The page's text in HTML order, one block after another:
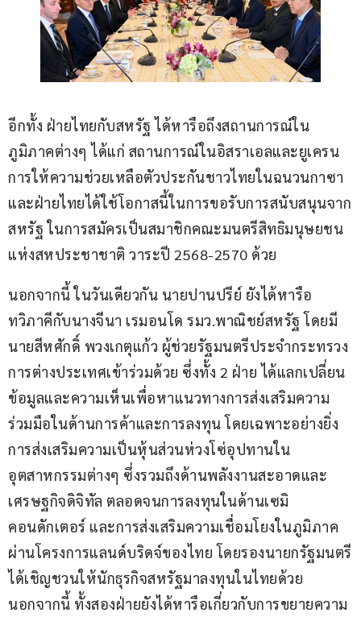
อีกทั้ง ฝ่ายไทยกับสหรัฐ ได้หารือถึงสถานการณ์ใน
ภูมิภาคต่างๆ ได้แก่ สถานการณ์ในอิสราเอลและยูเครน
การให้ความช่วยเหลือตัวประกันชาวไทยในฉนวนกาซา
และฝ่ายไทยได้ใช้โอกาสนี้ในการขอรับการสนับสนุนจาก
สหรัฐ ในการสมัครเป็นสมาชิกคณะมนตรีสิทธิมนุษยชน
แห่งสหประชาชาติ วาระปี 2568-2570 ด้วย
นอกจากนี้ ในวันเดียวกัน นายปานปรีย์ ยังได้หารือ
ทวิภาคีกับนางจีนา เรมอนโด รมว.พาณิชย์สหรัฐ โดยมี
นายสีหศักดิ์ พวงเกตุแก้ว ผู้ช่วยรัฐมนตรีประจำกระทรวง
การต่างประเทศเข้าร่วมด้วย ซึ่งทั้ง 2 ฝ่าย ได้แลกเปลี่ยน
ข้อมูลและความเห็นเพื่อหาแนวทางการส่งเสริมความ
ร่วมมือในด้านการค้าและการลงทุน โดยเฉพาะอย่างยิ่ง
การส่งเสริมความเป็นหุ้นส่วนห่วงโซ่อุปทานใน
อุตสาหกรรมต่างๆ ซึ่งรวมถึงด้านพลังงานสะอาดและ
เศรษฐกิจดิจิทัล ตลอดจนการลงทุนในด้านเซมิ
คอนดักเตอร์ และการส่งเสริมความเชื่อมโยงในภูมิภาค
ผ่านโครงการแลนด์บริดจ์ของไทย โดยรองนายกรัฐมนตรี
ได้เชิญชวนให้นักธุรกิจสหรัฐมาลงทุนในไทยด้วย
นอกจากนี้ ทั้งสองฝ่ายยังได้หารือเกี่ยวกับการขยายความ